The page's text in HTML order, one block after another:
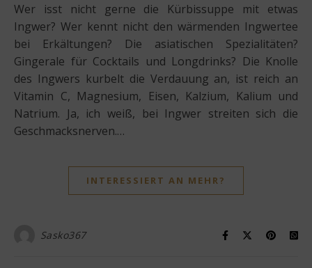
Wer isst nicht gerne die Kürbissuppe mit etwas
Ingwer? Wer kennt nicht den wärmenden Ingwertee
bei Erkältungen? Die asiatischen Spezialitäten?
Gingerale für Cocktails und Longdrinks? Die Knolle
des Ingwers kurbelt die Verdauung an, ist reich an
Vitamin C, Magnesium, Eisen, Kalzium, Kalium und
Natrium. Ja, ich weiß, bei Ingwer streiten sich die
Geschmacksnerven.…
INTERESSIERT AN MEHR?
Sasko367